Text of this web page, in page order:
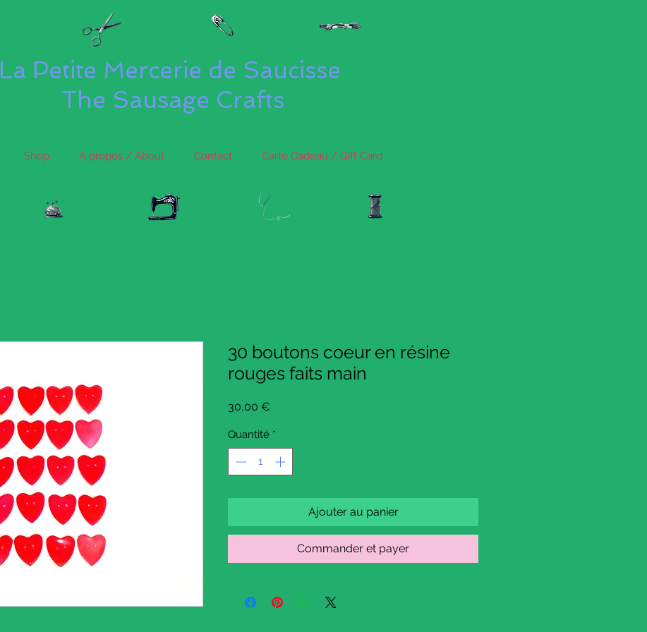
La Petite Mercerie de Saucisse
The Sausage Crafts
Shop A propos / About Contact Carte Cadeau / Gift Card
30 boutons coeur en résine
rouges faits main
30,00 €
Quantité *
Ajouter au panier
Commander et payer